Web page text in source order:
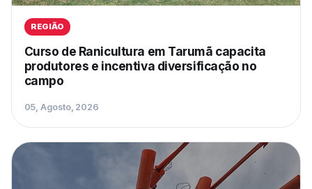
REGIÃO
Curso de Ranicultura em Tarumã capacita
produtores e incentiva diversificação no
campo
05, Agosto, 2026